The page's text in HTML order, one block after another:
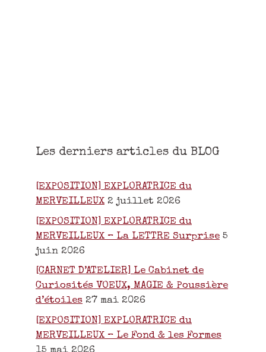
Les derniers articles du BLOG
[EXPOSITION] EXPLORATRICE du
MERVEILLEUX 2 juillet 2026
[EXPOSITION] EXPLORATRICE du
MERVEILLEUX – La LETTRE Surprise 5
juin 2026
[CARNET D’ATELIER] Le Cabinet de
Curiosités VOEUX, MAGIE & Poussière
d’étoiles 27 mai 2026
[EXPOSITION] EXPLORATRICE du
MERVEILLEUX – Le Fond & les Formes